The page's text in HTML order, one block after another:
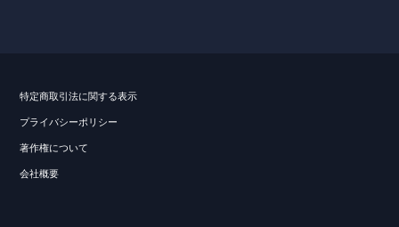
特定商取引法に関する表示
プライバシーポリシー
著作権について
会社概要